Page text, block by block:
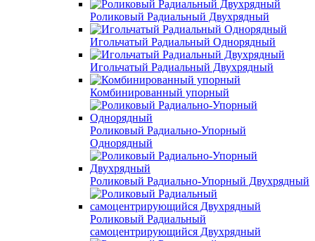
Роликовый Радиальный Двухрядный
Игольчатый Радиальный Однорядный
Игольчатый Радиальный Двухрядный
Комбинированный упорный
Роликовый Радиально-Упорный
Однорядный
Роликовый Радиально-Упорный Двухрядный
Роликовый Радиальный
самоцентрирующийся Двухрядный